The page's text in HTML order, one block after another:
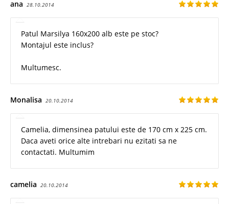
ana 28.10.2014
Patul Marsilya 160x200 alb este pe stoc?
Montajul este inclus?
Multumesc.
Monalisa 20.10.2014
Camelia, dimensinea patului este de 170 cm x 225 cm.
Daca aveti orice alte intrebari nu ezitati sa ne
contactati. Multumim
camelia 20.10.2014